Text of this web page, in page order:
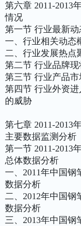
第六章 2011-2013
情况
第一节 行业最新
一、行业相关动态
二、行业发展热点
第二节 行业品牌
第三节 行业产品
第四节 行业外资
的威胁
第七章 2011-2013
主要数据监测分析
第一节 2011-2013
总体数据分析
一、2011年中国钢
数据分析
二、2012年中国钢
数据分析
三、2013年中国钢